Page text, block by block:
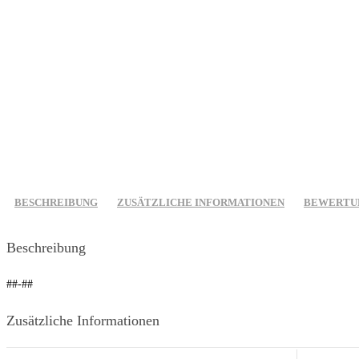
BESCHREIBUNG ZUSÄTZLICHE INFORMATIONEN
Beschreibung
##-##
Zusätzliche Informationen